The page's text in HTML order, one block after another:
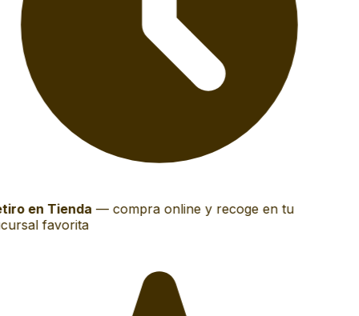
en Tienda— compra online y recoge en tu
favorita